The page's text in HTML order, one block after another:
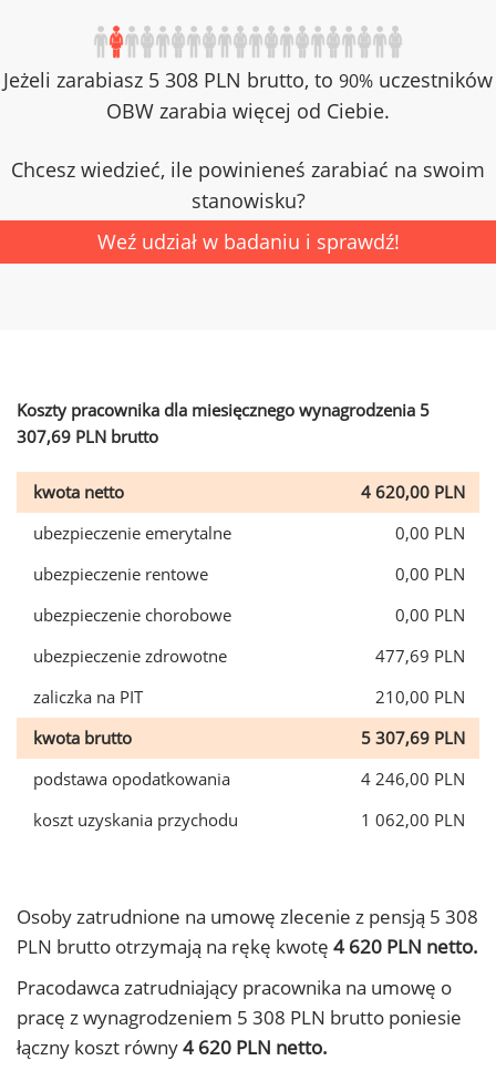
Jeżeli zarabiasz 5 308 PLN brutto, to 90% uczestników
OBW zarabia więcej od Ciebie.
Chcesz wiedzieć, ile powinieneś zarabiać na swoim
stanowisku?
Weź udział w badaniu i sprawdź!
Koszty pracownika dla miesięcznego wynagrodzenia 5
307,69 PLN brutto
kwota netto
4 620,00 PLN
ubezpieczenie emerytalne
0,00 PLN
ubezpieczenie rentowe
0,00 PLN
ubezpieczenie chorobowe
0,00 PLN
ubezpieczenie zdrowotne
477,69 PLN
zaliczka na PIT
210,00 PLN
kwota brutto
5 307,69 PLN
podstawa opodatkowania
4 246,00 PLN
koszt uzyskania przychodu
1 062,00 PLN
Osoby zatrudnione na umowę zlecenie z pensją 5 308
PLN brutto otrzymają na rękę kwotę 4 620 PLN netto.
Pracodawca zatrudniający pracownika na umowę o
pracę z wynagrodzeniem 5 308 PLN brutto poniesie
łączny koszt równy4 620 PLN netto.